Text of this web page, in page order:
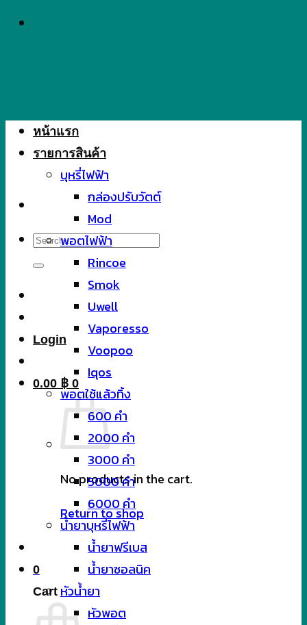
Skip
Search
for:
Login
0.00 ฿ 0
No products in the cart.
Return to shop
0
Cart
หน้าแรก
รายการสินค้า
บุหรี่ไฟฟ้า
กล่องปรับวัตต์
Mod
พอตไฟฟ้า
Rincoe
Smok
Uwell
Vaporesso
Voopoo
Iqos
พอตใช้แล้วทิ้ง
600 คำ
2000 คำ
3000 คำ
5000 คำ
6000 คำ
น้ำยาบุหรี่ไฟฟ้า
น้ำยาฟรีเบส
น้ำยาซอลนิค
หัวน้ำยา
หัวพอต